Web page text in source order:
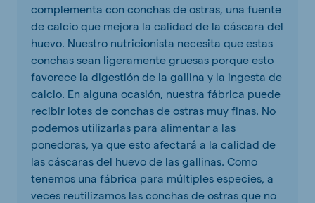
complementa con conchas de ostras, una fuente
de calcio que mejora la calidad de la cáscara del
huevo. Nuestro nutricionista necesita que estas
conchas sean ligeramente gruesas porque esto
favorece la digestión de la gallina y la ingesta de
calcio. En alguna ocasión, nuestra fábrica puede
recibir lotes de conchas de ostras muy finas. No
podemos utilizarlas para alimentar a las
ponedoras, ya que esto afectará a la calidad de
las cáscaras del huevo de las gallinas. Como
tenemos una fábrica para múltiples especies, a
veces reutilizamos las conchas de ostras que no